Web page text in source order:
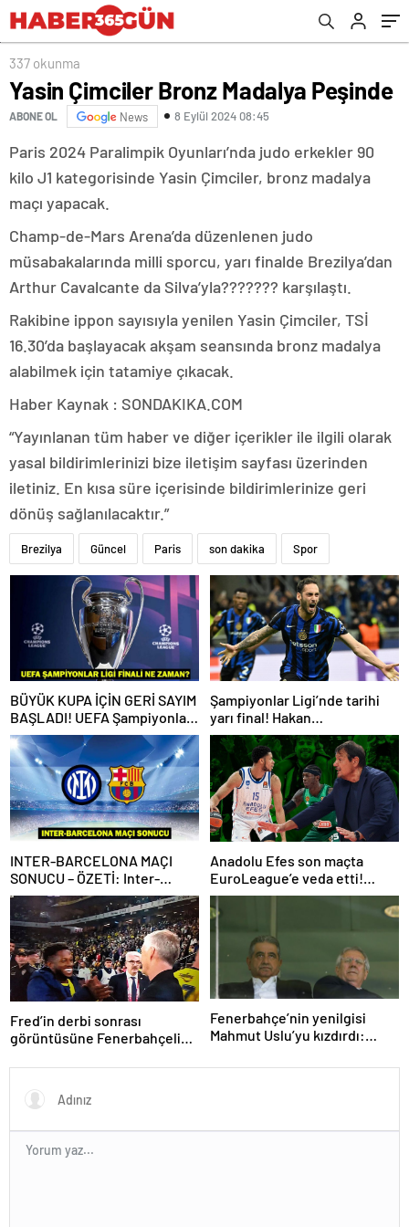
337 okunma
Yasin Çimciler Bronz Madalya Peşinde
ABONE OL News 8 Eylül 2024 08:45
Paris 2024 Paralimpik Oyunları’nda judo erkekler 90
kilo J1 kategorisinde Yasin Çimciler, bronz madalya
maçı yapacak.
Champ-de-Mars Arena’da düzenlenen judo
müsabakalarında milli sporcu, yarı finalde Brezilya’dan
Arthur Cavalcante da Silva’yla??????? karşılaştı.
Rakibine ippon sayısıyla yenilen Yasin Çimciler, TSİ
16.30’da başlayacak akşam seansında bronz madalya
alabilmek için tatamiye çıkacak.
Haber Kaynak : SONDAKIKA.COM
“Yayınlanan tüm haber ve diğer içerikler ile ilgili olarak
yasal bildirimlerinizi bize iletişim sayfası üzerinden
iletiniz. En kısa süre içerisinde bildirimlerinize geri
dönüş sağlanılacaktır.”
Brezilya Güncel Paris son dakika Spor
BÜYÜK KUPA İÇİN GERİ SAYIM
BAŞLADI! UEFA Şampiyonlar
Ligi finali ne zaman, nerede
oynanacak?
Şampiyonlar Ligi’nde tarihi
yarı final! Hakan
Çalhanoğlu’ndan Barça’ya
karşı 1 gol 1 asist…
INTER-BARCELONA MAÇI
SONUCU – ÖZETİ: Inter-
Barcelona maçı kaç kaç bitti?
Şampiyonlar Ligi’nde ilk
finalist Inter oldu!
Anadolu Efes son maçta
EuroLeague’e veda etti!
Panathinaikos, Fenerbahçe
Beko’nun rakibi oldu…
Fred’in derbi sonrası
görüntüsüne Fenerbahçeli
Fenerbahçe’nin yenilgisi
Mahmut Uslu’yu kızdırdı:
açıklaması